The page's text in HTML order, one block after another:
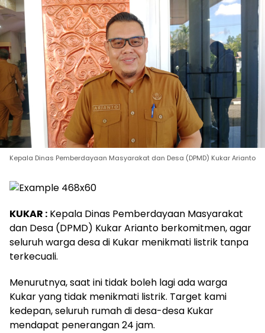
Kepala Dinas Pemberdayaan Masyarakat dan Desa (DPMD) Kukar Arianto
KUKAR : Kepala Dinas Pemberdayaan Masyarakat
dan Desa (DPMD) Kukar Arianto berkomitmen, agar
seluruh warga desa di Kukar menikmati listrik tanpa
terkecuali.
Menurutnya, saat ini tidak boleh lagi ada warga
Kukar yang tidak menikmati listrik. Target kami
kedepan, seluruh rumah di desa-desa Kukar
mendapat penerangan 24 jam.